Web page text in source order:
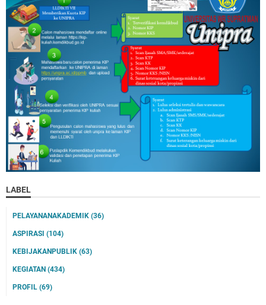
LABEL
PELAYANANAKADEMIK (36)
ASPIRASI (104)
KEBIJAKANPUBLIK (63)
KEGIATAN (434)
PROFIL (69)